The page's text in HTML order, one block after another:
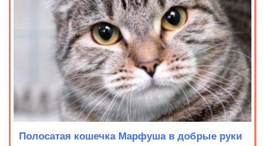
Полосатая кошечка Марфуша в добрые руки